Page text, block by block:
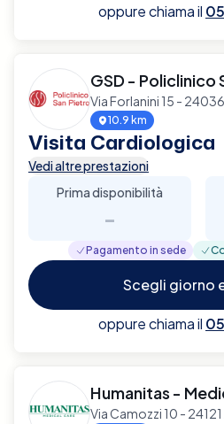
oppure chiama il
GSD - Policlinico
Via Forlanini 15 -
10.9 km
Visita Cardiologica
Vedi altre prestazioni
Prima disponibilità
-
Pagamento in sede
Scegli giorno
oppure chiama il
Humanitas -
Via Camozzi 10 -